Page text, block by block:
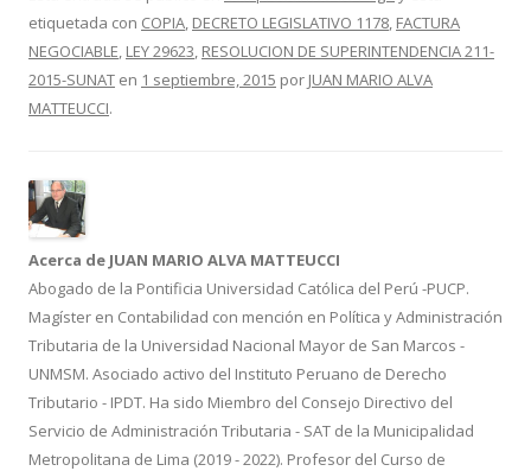
b
o
o
er p
ar
etiquetada con COPIA, DECRETO LEGISLATIVO 1178, FACTURA
NEGOCIABLE, LEY 29623, RESOLUCION DE SUPERINTENDENCIA 211-
2015-SUNAT en 1 septiembre, 2015 por JUAN MARIO ALVA
MATTEUCCI.
Acerca de JUAN MARIO ALVA MATTEUCCI
Abogado de la Pontificia Universidad Católica del Perú -PUCP.
Magíster en Contabilidad con mención en Política y Administración
Tributaria de la Universidad Nacional Mayor de San Marcos -
UNMSM. Asociado activo del Instituto Peruano de Derecho
Tributario - IPDT. Ha sido Miembro del Consejo Directivo del
Servicio de Administración Tributaria - SAT de la Municipalidad
Metropolitana de Lima (2019 - 2022). Profesor del Curso de